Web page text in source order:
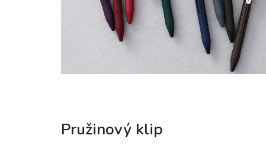
Pružinový klip